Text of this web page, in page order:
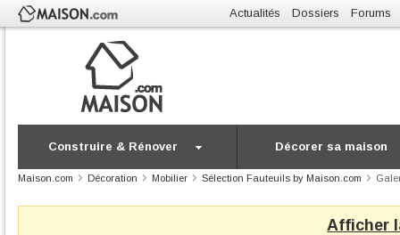
Actualités Dossiers Forums
Construire & Rénover Décorer sa maison
Maison.com Décoration Mobilier Sélection Fauteuils by Maison.com
Afficher